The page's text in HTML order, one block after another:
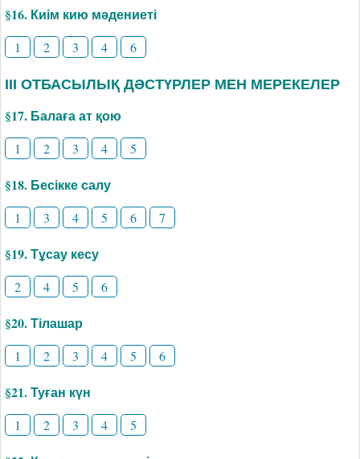
§16. Киім кию мәдениеті
1 2 3 4 6
ІІІ ОТБАСЫЛЫҚ ДӘСТҮРЛЕР МЕН МЕРЕКЕЛЕР
§17. Балаға ат қою
1 2 3 4 5
§18. Бесікке салу
1 3 4 5 6 7
§19. Тұсау кесу
2 4 5 6
§20. Тілашар
1 2 3 4 5 6
§21. Туған күн
1 2 3 4 5